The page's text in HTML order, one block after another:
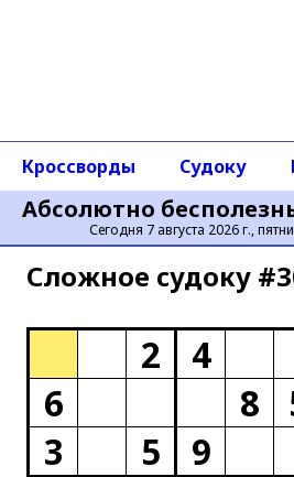
Абсолютно
Сегодня 7 августа 2026 г.,
Кроссворды Судоку
Сложное cудоку
2
4
6
8
3
5
9